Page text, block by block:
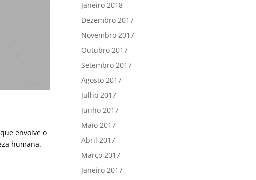
envolve o
humana.
Janeiro 2018
Dezembro 2017
Novembro 2017
Outubro 2017
Setembro 2017
Agosto 2017
Julho 2017
Junho 2017
Maio 2017
Abril 2017
Março 2017
Janeiro 2017